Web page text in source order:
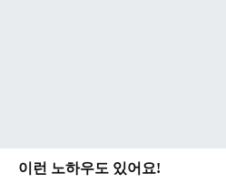
이런 노하우도 있어요!